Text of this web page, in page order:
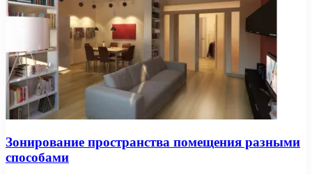
Зонирование пространства помещения разными
способами